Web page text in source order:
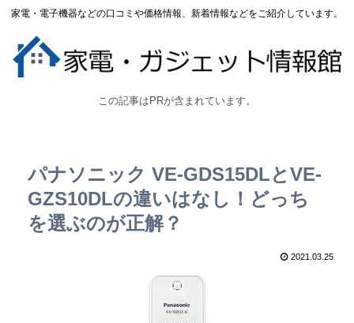
家電・電子機器などの口コミや価格情報、新着情報などをご紹介しています。
この記事はPRが含まれています。
パナソニック VE-GDS15DLとVE-
GZS10DLの違いはなし！どっち
を選ぶのが正解？
2021.03.25